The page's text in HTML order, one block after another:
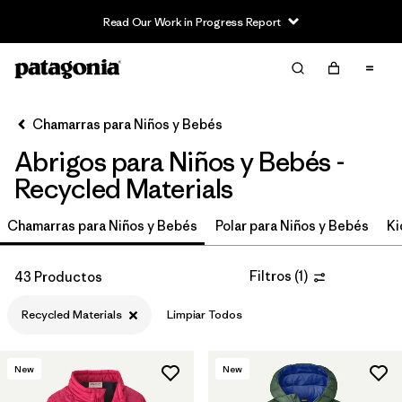
Read Our Work in Progress Report
Filter & Sort Limpiar Todos
Ordenar Por
Filtrar por
Category
Filtrar por
Price
Filtrar por
Chamarras para Niños y Bebés
Abrigos para Niños y Bebés -
Recycled Materials
Chamarras para Niños y Bebés Polar para Niños y Bebés
43 Productos Filtros (1)
Recycled Materials Limpiar Todos
New New